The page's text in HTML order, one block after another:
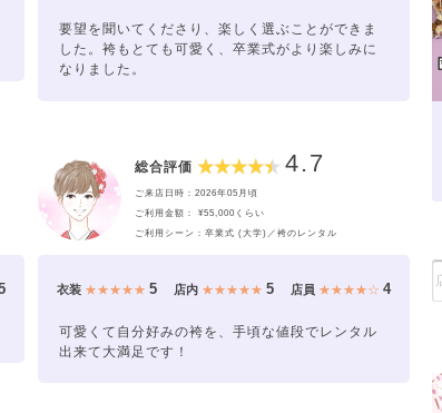
要望を聞いてくださり、楽しく選ぶことができま
した。袴もとても可愛く、卒業式がより楽しみに
なりました。
総合評価 4.7
ご来店日時：2026年05月頃
ご利用金額： ¥55,000くらい
ご利用シーン：卒業式 (大学)／袴のレンタル
衣装 ★★★★★5 店内 ★★★★★ 5 店員 ★★★★☆ 4
可愛くて自分好みの袴を、手頃な値段でレンタル
出来て大満足です！